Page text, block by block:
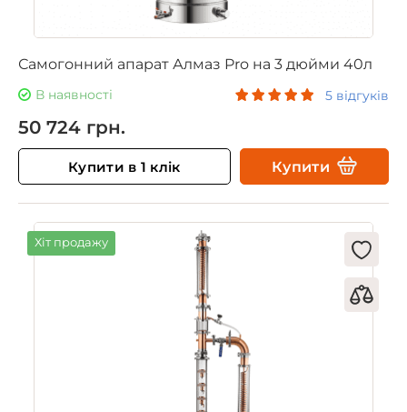
Самогонний апарат Алмаз Pro на 3 дюйми 40л
В наявності 5 відгуків
50 724 грн.
Купити в 1 клік Купити
Хіт продажу